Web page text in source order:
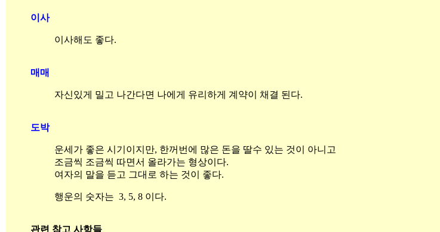
이사
이사해도 좋다.
매매
자신있게 밀고 나간다면 나에게 유리하게 계약이 채결 된다.
도박
운세가 좋은 시기이지만, 한꺼번에 많은 돈을 딸수 있는 것이 아니고
조금씩 조금씩 따면서 올라가는 형상이다.
여자의 말을 듣고 그대로 하는 것이 좋다.
행운의 숫자는 3, 5, 8 이다.
관련 참고 사항들